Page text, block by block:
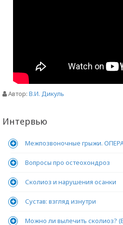
Автор: В.И. Дикуль
Интервью
Межпозвоночные грыжи.
Вопросы про остеохондроз
Сколиоз и нарушения осанки
Сустав: взгляд изнутри
Можно ли вылечить сколиоз?